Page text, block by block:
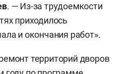
. — Из-за трудоемкости
приходилось
и окончания работ».
территорий дворов